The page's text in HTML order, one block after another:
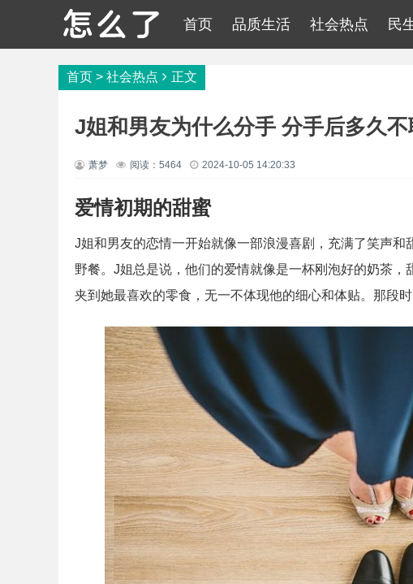
首页 品质生活 社会热点 民
首页 > 社会热点 正文
J姐和男友为什么分手 分手后多久
萧梦 阅读：5464 2024-10-05 14:20:33
爱情初期的甜蜜
J姐和男友的恋情一开始就像一部浪漫喜剧，充满了笑声
野餐。J姐总是说，他们的爱情就像是一杯刚泡好的奶茶
夹到她最喜欢的零食，无一不体现他的细心和体贴。那段